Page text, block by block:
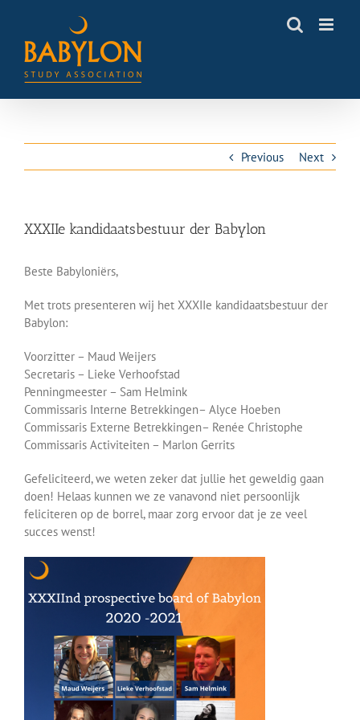
content
Previous Next
XXXIIe kandidaatsbestuur der Babylon
Beste Babyloniërs,
Met trots presenteren wij het XXXIIe kandidaatsbestuur der
Babylon:
Voorzitter – Maud Weijers
Secretaris – Lieke Verhoofstad
Penningmeester – Sam Helmink
Commissaris Interne Betrekkingen– Alyce Hoeben
Commissaris Externe Betrekkingen– Renée Christophe
Commissaris Activiteiten – Marlon Gerrits
Gefeliciteerd, we weten zeker dat jullie het geweldig gaan
doen! Helaas kunnen we ze vanavond niet persoonlijk
feliciteren op de borrel, maar zorg ervoor dat je ze veel
succes wenst!